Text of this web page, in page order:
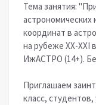
Тема занятия:
координат в
на рубеже XX-XXI
ИжАСТРО (14+).
Приглашаем
класс,